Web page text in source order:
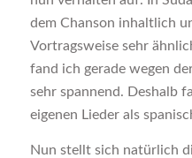
dem Chanson inhaltlich
Vortragsweise sehr
fand ich gerade wegen
sehr spannend. Deshalb
eigenen Lieder als
Nun stellt sich natürlich